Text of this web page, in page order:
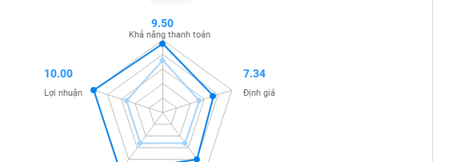
9.50
Khả năng thanh toán
7.34
Định giá
10.00
Lợi nhuận